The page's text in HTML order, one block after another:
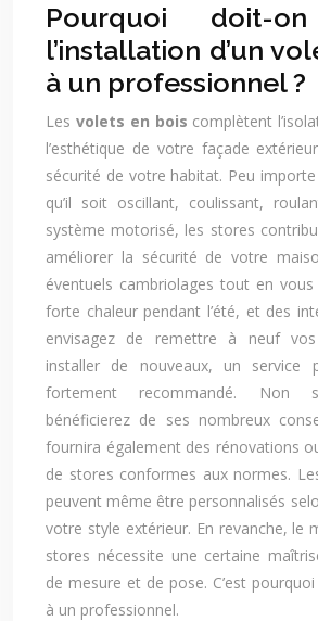
Pourquoi doit-
l’installation d’un
à un professionnel ?
Les volets en bois complètent
l’esthétique de votre façade
sécurité de votre habitat. Peu
qu’il soit oscillant, coulissant,
système motorisé, les stores
améliorer la sécurité de votre
éventuels cambriolages tout en
forte chaleur pendant l’été, et des
envisagez de remettre à neuf
installer de nouveaux, un service
fortement recommandé. Non
bénéficierez de ses nombreux
fournira également des rénovations
de stores conformes aux normes.
peuvent même être personnalisés
votre style extérieur. En revanche, le
stores nécessite une certaine
de mesure et de pose. C’est
à un professionnel.